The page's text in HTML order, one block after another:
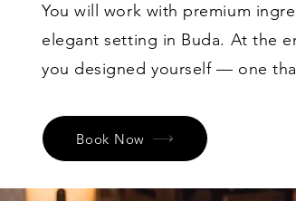
You will work with premium
elegant setting in Buda. At the
you designed yourself — one
Book Now